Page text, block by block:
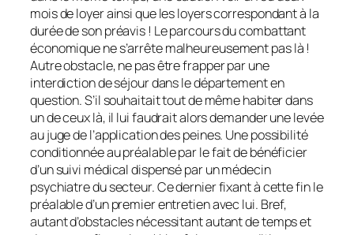
mois de loyer ainsi que les loyers correspondant à la
durée de son préavis ! Le parcours du combattant
économique ne s’arrête malheureusement pas là !
Autre obstacle, ne pas être frapper par une
interdiction de séjour dans le département en
question. S’il souhaitait tout de même habiter dans
un de ceux là, il lui faudrait alors demander une levée
au juge de l’application des peines. Une possibilité
conditionnée au préalable par le fait de bénéficier
d’un suivi médical dispensé par un médecin
psychiatre du secteur. Ce dernier fixant à cette fin le
préalable d’un premier entretien avec lui. Bref,
autant d’obstacles nécessitant autant de temps et